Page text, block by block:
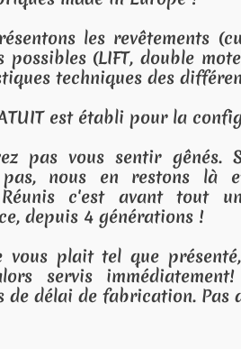
microfibre), les coloris, les
électrique ou mécanique),
définie.
ou le tarif ne vous
quittons bons amis ! Les
familiale travaillant en
le laisser sur place.
Bancontact, Visa, ou